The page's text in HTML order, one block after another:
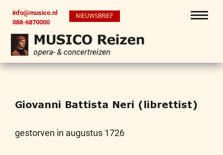
info@musico.nl
088-6870000
NIEUWSBRIEF
Giovanni Battista Neri (librettist)
gestorven in augustus 1726